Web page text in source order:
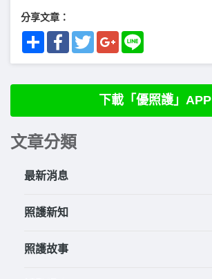
分享文章：
Share FacebookTwitterGoogle+
下載「優照護」APP
文章分類
最新消息
照護新知
照護故事